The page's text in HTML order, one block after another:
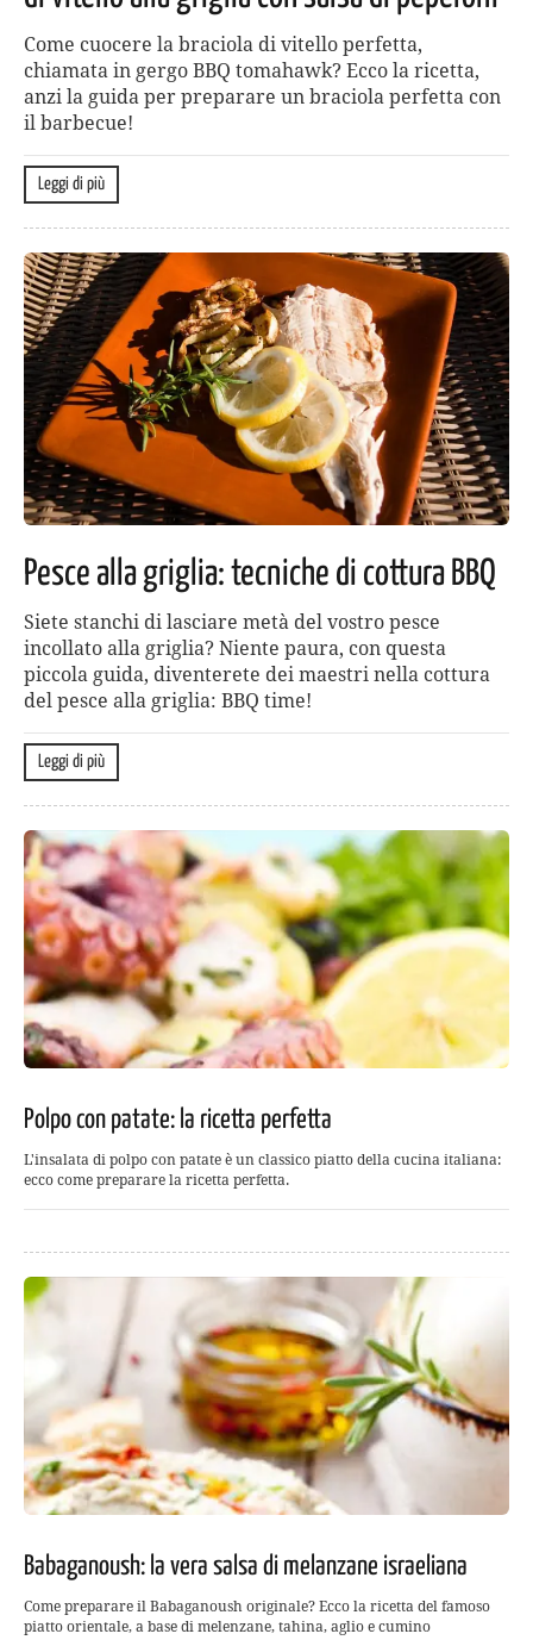
Come cuocere la braciola di vitello perfetta,
chiamata in gergo BBQ tomahawk? Ecco la ricetta,
anzi la guida per preparare un braciola perfetta con
il barbecue!
Leggi di più
Pesce alla griglia: tecniche di cottura BBQ
Siete stanchi di lasciare metà del vostro pesce
incollato alla griglia? Niente paura, con questa
piccola guida, diventerete dei maestri nella cottura
del pesce alla griglia: BBQ time!
Leggi di più
Polpo con patate: la ricetta perfetta
L'insalata di polpo con patate è un classico piatto della cucina italiana:
ecco come preparare la ricetta perfetta.
Babaganoush: la vera salsa di melanzane israeliana
Come preparare il Babaganoush originale? Ecco la ricetta del famoso
piatto orientale, a base di melenzane, tahina, aglio e cumino